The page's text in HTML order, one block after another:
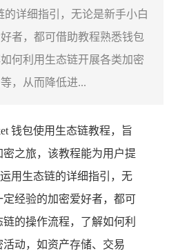
的详细指引，无论是新手小白
者，都可借助教程熟悉钱包
何利用生态链开展各类加密
，从而降低进...
钱包使用生态链教程，旨
之旅，该教程能为用户提
用生态链的详细指引，无
经验的加密爱好者，都可
的操作流程，了解如何利
动，如资产存储、交易